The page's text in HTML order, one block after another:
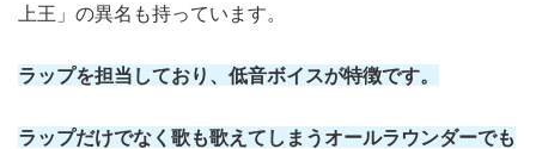
上王」の異名も持っています。
ラップを担当しており、低音ボイスが特徴です。
ラップだけでなく歌も歌えてしまうオールラウンダーでも